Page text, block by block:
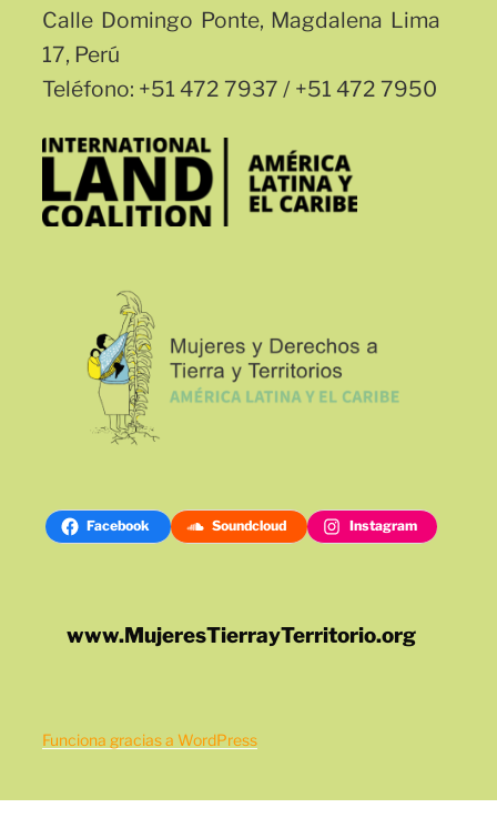
Calle Domingo Ponte, Magdalena Lima
17, Perú
Teléfono: +51 472 7937 / +51 472 7950
Facebook Soundcloud Instagram
www.MujeresTierrayTerritorio.org
Funciona gracias a WordPress